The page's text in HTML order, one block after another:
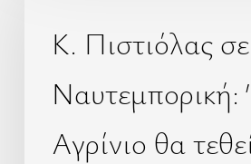
Κ. Πιστιόλας σε
Ναυτεμπορική:
Αγρίνιο θα